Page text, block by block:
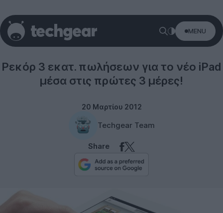
MENU
Ρεκόρ 3 εκατ. πωλήσεων για το νέο iPad
μέσα στις πρώτες 3 μέρες!
20 Μαρτίου 2012
Techgear Team
Share